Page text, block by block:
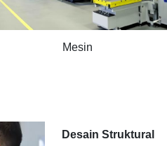
Mesin
Desain Struktural